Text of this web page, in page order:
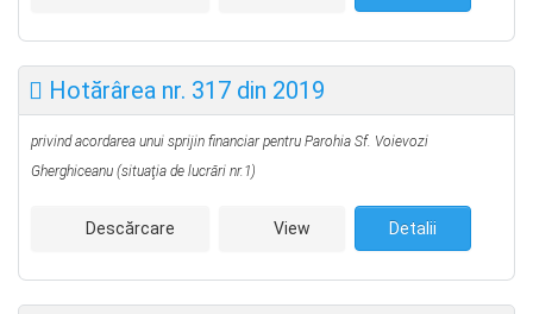
Hotărârea nr. 317 din 2019
privind acordarea unui sprijin financiar pentru Parohia Sf. Voievozi
Gherghiceanu (situaţia de lucrări nr.1)
Descărcare View Detalii